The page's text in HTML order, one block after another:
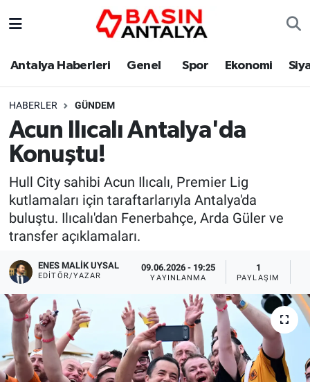
Antalya Haberleri Genel Spor Ekonomi
HABERLER GÜNDEM
Acun Ilıcalı Antalya'da
Konuştu!
Hull City sahibi Acun Ilıcalı, Premier Lig
kutlamaları için taraftarlarıyla Antalya'da
buluştu. Ilıcalı'dan Fenerbahçe, Arda Güler ve
transfer açıklamaları.
ENES MALİK UYSAL
EDITÖR/YAZAR
09.06.2026 - 19:25
YAYINLANMA
1
PAYLAŞIM